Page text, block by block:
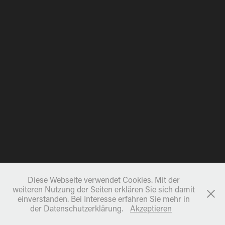
Diese Webseite verwendet Cookies. Mit der
weiteren Nutzung der Seiten erklären Sie sich damit
einverstanden. Bei Interesse erfahren Sie mehr in
der Datenschutzerklärung.
Akzeptieren